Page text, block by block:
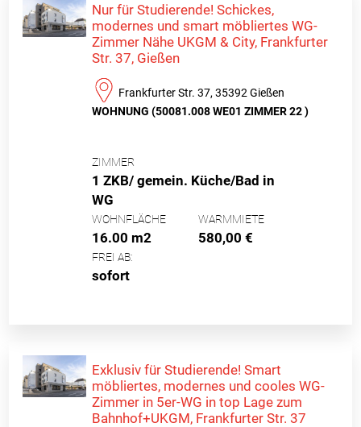
Nur für Studierende! Schickes,
modernes und smart möbliertes WG-
Zimmer Nähe UKGM & City, Frankfurter
Str. 37, Gießen
Frankfurter Str. 37, 35392 Gießen
WOHNUNG (50081.008 WE01 ZIMMER 22 )
ZIMMER
1 ZKB/ gemein. Küche/Bad in
WG
WOHNFLÄCHE
16.00 m2
WARMMIETE
580,00 €
FREI AB:
sofort
Exklusiv für Studierende! Smart
möbliertes, modernes und cooles WG-
Zimmer in 5er-WG in top Lage zum
Bahnhof+UKGM, Frankfurter Str. 37